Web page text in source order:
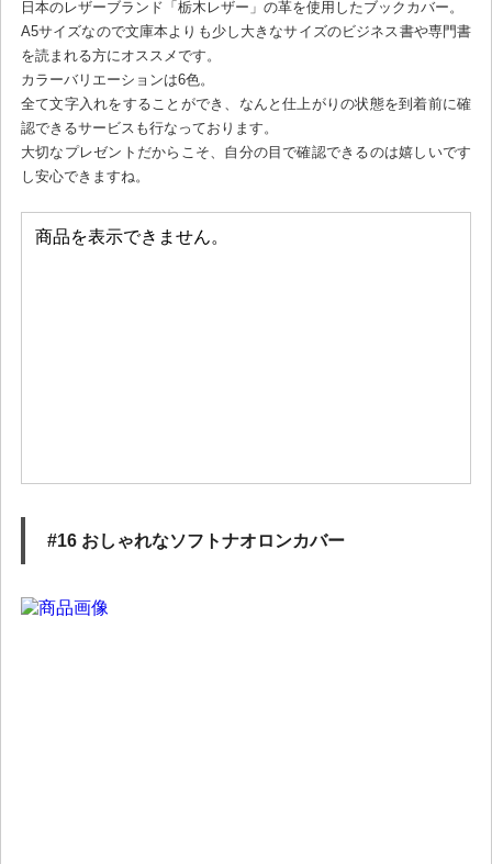
日本のレザーブランド「栃木レザー」の革を使用したブックカバー。
A5サイズなので文庫本よりも少し大きなサイズのビジネス書や専門書
を読まれる方にオススメです。
カラーバリエーションは6色。
全て文字入れをすることができ、なんと仕上がりの状態を到着前に確
認できるサービスも行なっております。
大切なプレゼントだからこそ、自分の目で確認できるのは嬉しいです
し安心できますね。
#16 おしゃれなソフトナオロンカバー